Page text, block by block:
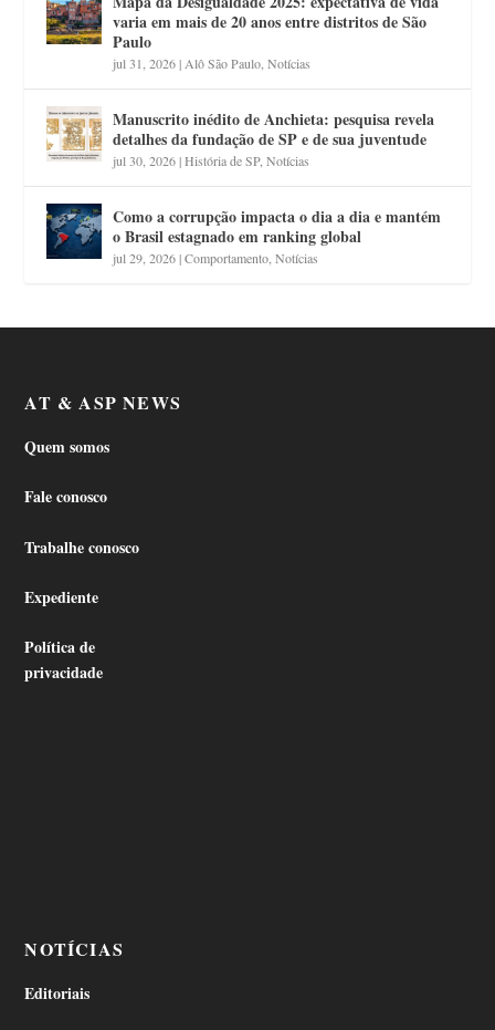
varia em mais de 20 anos entre distritos de São
Paulo
jul 31, 2026| Alô São Paulo ,Notícias
Manuscrito inédito de Anchieta: pesquisa revela
detalhes da fundação de SP e de sua juventude
jul 30, 2026|História de SP,Notícias
Como a corrupção impacta o dia a dia e mantém
o Brasil estagnado em ranking global
jul 29, 2026|Comportamento ,Notícias
AT & ASP NEWS
Quem somos
Fale conosco
Trabalhe conosco
Expediente
Política de
privacidade
NOTÍCIAS
Editoriais